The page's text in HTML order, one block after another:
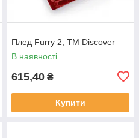
Плед Furry 2, TM Discover
В наявності
615,40 ₴
Купити